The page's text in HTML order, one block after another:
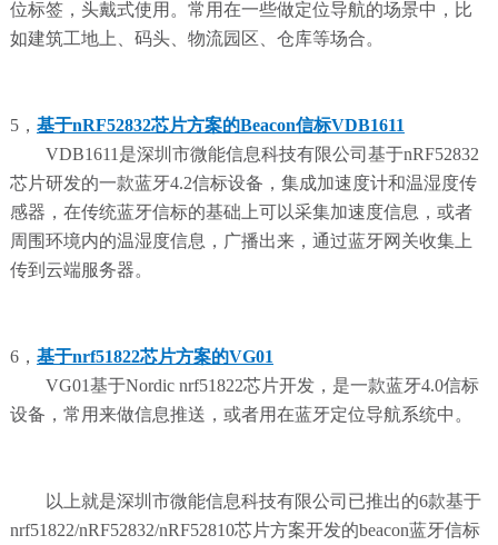
位标签，头戴式使用。常用在一些做定位导航的场景中，比
如建筑工地上、码头、物流园区、仓库等场合。
5， 基于nRF52832芯片方案的Beacon信标VDB1611
VDB1611是深圳市微能信息科技有限公司基于nRF52832
芯片研发的一款蓝牙4.2信标设备，集成加速度计和温湿度传
感器，在传统蓝牙信标的基础上可以采集加速度信息，或者
周围环境内的温湿度信息，广播出来，通过蓝牙网关收集上
传到云端服务器。
6， 基于nrf51822芯片方案的VG01
VG01基于Nordic nrf51822芯片开发，是一款蓝牙4.0信标
设备，常用来做信息推送，或者用在蓝牙定位导航系统中。
以上就是深圳市微能信息科技有限公司已推出的6款基于
nrf51822/nRF52832/nRF52810芯片方案开发的beacon蓝牙信标